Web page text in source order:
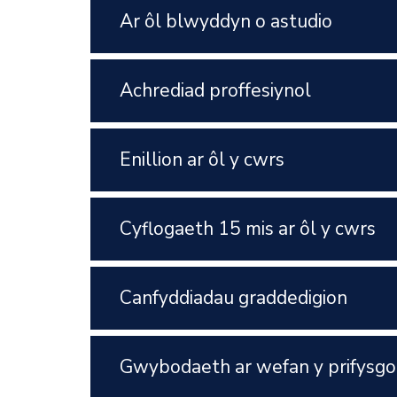
Ar ôl blwyddyn o astudio
Achrediad proffesiynol
Enillion ar ôl y cwrs
Cyflogaeth 15 mis ar ôl y cwrs
Canfyddiadau graddedigion
Gwybodaeth ar wefan y